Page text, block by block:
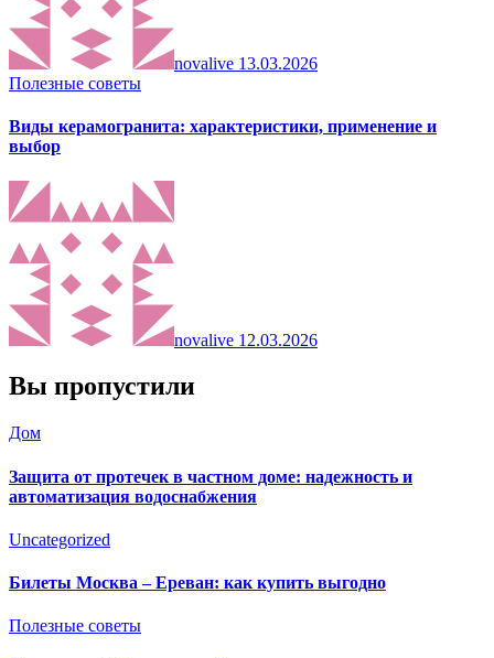
novalive 13.03.2026
Полезные советы
Виды керамогранита: характеристики, применение и
выбор
novalive 12.03.2026
Вы пропустили
Дом
Защита от протечек в частном доме: надежность и
автоматизация водоснабжения
Uncategorized
Билеты Москва – Ереван: как купить выгодно
Полезные советы